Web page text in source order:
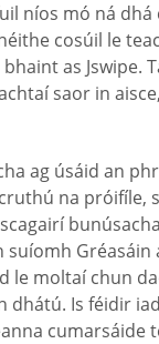
níos mó ná
cosúil le
as
saor in
ag úsáid an
na
le moltaí chun
Is féidir